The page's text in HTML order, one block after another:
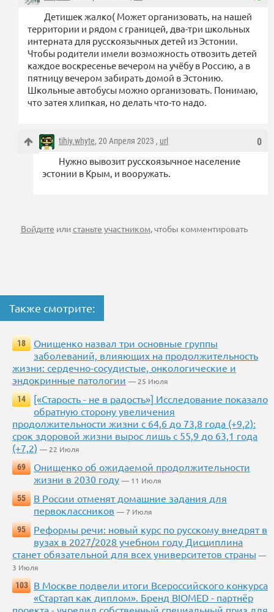
Детишек жалко( Может организовать, на нашей
территории и рядом с границей, два-три школьных
интерната для русскоязычных детей из Эстонии.
Чтобы родители имели возможность отвозить детей
каждое воскресенье вечером на учёбу в Россию, а в
пятницу вечером забирать домой в Эстонию.
Школьные автобусы можно организовать. Понимаю,
что затея хлипкая, но делать что-то надо.
0
tihiy.whyte, 20 Апреля 2023 , url
Нужно вывозит русскоязычное население
эстонии в Крым, и вооружать.
Войдите илистаньте участником, чтобы комментировать
Также смотрите:
18
Онищенко назвал три основные группы
заболеваний, влияющих на продолжительность
жизни: сердечно-сосудистые, онкологические и
эндокринные патологии — 25 Июля
14
[«Старость - не в радость»] Исследование показало
обратную сторону увеличения
продолжительности жизни с 64,6 до 73,8 года (+9,2):
срок здоровой жизни вырос лишь с 55,9 до 63,1 года
(+7,2) — 22 Июля
69
Онищенко об ожидаемой продолжительности
жизни в 2030 году — 11 Июля
55
В России отменят домашние задания для
первоклассников — 7 Июля
95
Реформы речи: новый курс по русскому внедрят в
вузах в 2027/2028 учебном году Дисциплина
станет обязательной для всех университетов страны —
3 Июля
103
В Москве подвели итоги Всероссийского конкурса
«Стартап как диплом». Бренд BIOMED - партнёр